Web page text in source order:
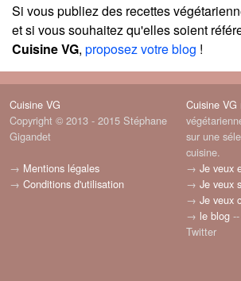
Si vous publiez des recettes
et si vous souhaitez qu'elles soient
Cuisine VG, proposez votre blog !
Cuisine VG
Copyright © 2013 - 2015 Stéphane
Gigandet
→ Mentions légales
→ Conditions d'utilisation
Cuisine VG
sur une
cuisine.
→ Je veux
→ Je veux
→ Je veux
→ le blog --
Twitter